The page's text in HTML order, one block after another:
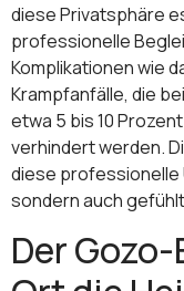
diese Privatsphäre
professionelle
Komplikationen wie
Krampfanfälle, die
etwa 5 bis 10
verhindert werden.
diese professionelle
sondern auch
Der